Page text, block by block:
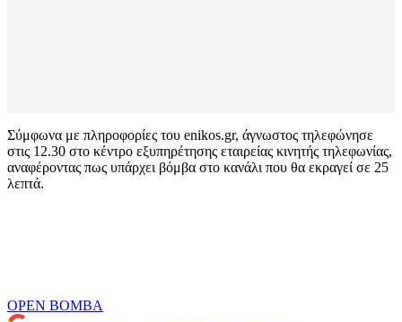
Σύμφωνα με πληροφορίες του enikos.gr, άγνωστος τηλεφώνησε
στις 12.30 στο κέντρο εξυπηρέτησης εταιρείας κινητής τηλεφωνίας,
αναφέροντας πως υπάρχει βόμβα στο κανάλι που θα εκραγεί σε 25
λεπτά.
OPEN ΒΟΜΒΑ